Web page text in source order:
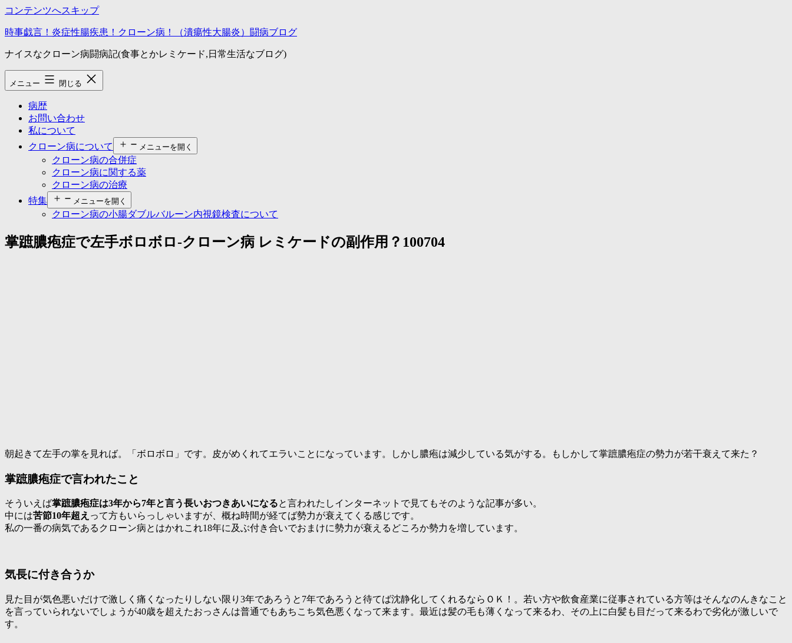
コンテンツへスキップ
時事戯言！炎症性腸疾患！クローン病！（潰瘍性大腸炎）闘病ブログ
ナイスなクローン病闘病記(食事とかレミケード,日常生活なブログ)
メニュー 閉じる
病歴
お問い合わせ
私について
クローン病について
メニューを開く
クローン病の合併症
クローン病に関する薬
クローン病の治療
特集
メニューを開く
クローン病の小腸ダブルバルーン内視鏡検査について
掌蹠膿疱症で左手ボロボロ-クローン病 レミケードの副作用？100704
朝起きて左手の掌を見れば。「ボロボロ」です。皮がめくれてエラいことになっています。しかし膿疱は減少している気がする。もしかして掌蹠膿疱症の勢力が若干衰えて来た？
掌蹠膿疱症で言われたこと
そういえば掌蹠膿疱症は3年から7年と言う長いおつきあいになると言われたしインターネットで見てもそのような記事が多い。
中には苦節10年超え って方もいらっしゃいますが、概ね時間が経てば勢力が衰えてくる感じです。
私の一番の病気であるクローン病とはかれこれ18年に及ぶ付き合いでおまけに勢力が衰えるどころか勢力を増しています。
気長に付き合うか
見た目が気色悪いだけで激しく痛くなったりしない限り3年であろうと7年であろうと待てば沈静化してくれるならＯＫ！。若い方や飲食産業に従事されている方等はそんなのんきなこと
を言っていられないでしょうが40歳を超えたおっさんは普通でもあちこち気色悪くなって来ます。最近は髪の毛も薄くなって来るわ、その上に白髪も目だって来るわで劣化が激しいで
す。